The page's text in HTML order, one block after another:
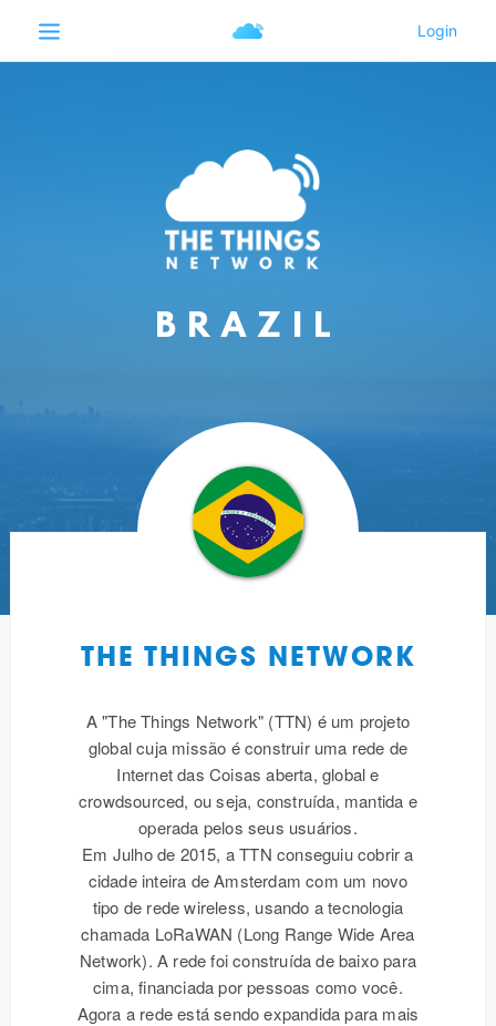
BRAZIL
THE THINGS NETWORK
A "The Things Network" (TTN) é um projeto
global cuja missão é construir uma rede de
Internet das Coisas aberta, global e
crowdsourced, ou seja, construída, mantida e
operada pelos seus usuários.
Em Julho de 2015, a TTN conseguiu cobrir a
cidade inteira de Amsterdam com um novo
tipo de rede wireless, usando a tecnologia
chamada LoRaWAN (Long Range Wide Area
Network). A rede foi construída de baixo para
cima, financiada por pessoas como você.
Agora a rede está sendo expandida para mais